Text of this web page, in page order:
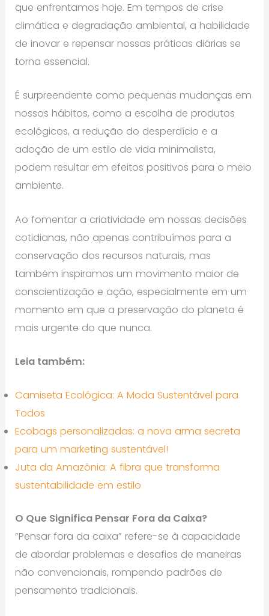
que enfrentamos hoje. Em tempos de crise
climática e degradação ambiental, a habilidade
de inovar e repensar nossas práticas diárias se
torna essencial.
É surpreendente como pequenas mudanças em
nossos hábitos, como a escolha de produtos
ecológicos, a redução do desperdício e a
adoção de um estilo de vida minimalista,
podem resultar em efeitos positivos para o meio
ambiente.
Ao fomentar a criatividade em nossas decisões
cotidianas, não apenas contribuímos para a
conservação dos recursos naturais, mas
também inspiramos um movimento maior de
conscientização e ação, especialmente em um
momento em que a preservação do planeta é
mais urgente do que nunca.
Leia também:
Camiseta Ecológica: A Moda Sustentável para
Todos
Ecobags personalizadas: a nova arma secreta
para um marketing sustentável!
Juta da Amazônia: A fibra que transforma
sustentabilidade em estilo
O Que Significa Pensar Fora da Caixa?
“Pensar fora da caixa” refere-se à capacidade
de abordar problemas e desafios de maneiras
não convencionais, rompendo padrões de
pensamento tradicionais.